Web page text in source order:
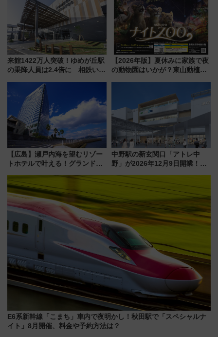
はどう変わる？
を紹介
来館1422万人突破！ゆめが丘駅
の乗降人員は2.4倍に 相鉄いず
年祭にそうにゃん＆DB.スター
マンが登場
【2026年版】夏休みに家族で夜
の動物園はいかが？東山動植物
【広島】瀬戸内海を望むリゾー
トホテルで叶える！グランドプ
ディング＆カジュアルパーティ
ープラン
中野駅の新玄関口「アトレ中
野」が2026年12月9日開業！新
注目スポット
E6系新幹線「こまち」車内で夜明かし！秋田駅で「スペシャルナ
イト」8月開催、料金や予約方法は？